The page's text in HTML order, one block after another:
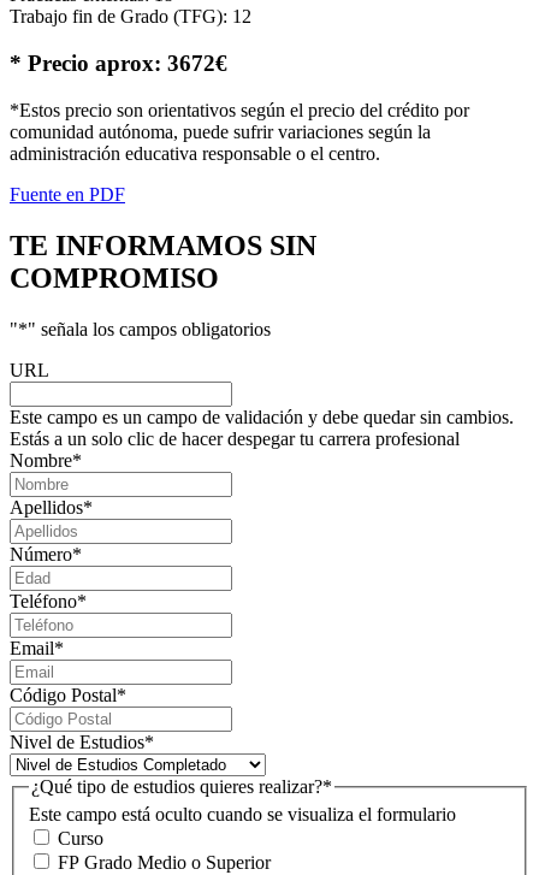
Trabajo fin de Grado (TFG): 12
* Precio aprox: 3672€
*Estos precio son orientativos según el precio del crédito por
comunidad autónoma, puede sufrir variaciones según la
administración educativa responsable o el centro.
Fuente en PDF
TE INFORMAMOS SIN
COMPROMISO
"*" señala los campos obligatorios
URL
Este campo es un campo de validación y debe quedar sin cambios.
Estás a un solo clic de hacer despegar tu carrera profesional
Nombre*
Apellidos*
Número*
Teléfono*
Email*
Código Postal*
Nivel de Estudios*
Este campo está oculto cuando se visualiza el formulario
¿Qué tipo de estudios quieres realizar?*
Curso
FP Grado Medio o Superior